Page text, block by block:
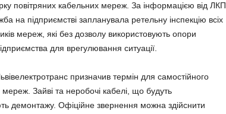
повітряних кабельних мереж. За інформацією від ЛКП
на підприємстві запланувала ретельну інспекцію всіх
мереж, які без дозволу використовують опори
для врегулювання ситуації.
призначив термін для самостійного
Зайві та неробочі кабелі, що будуть
демонтажу. Офіційне звернення можна здійснити